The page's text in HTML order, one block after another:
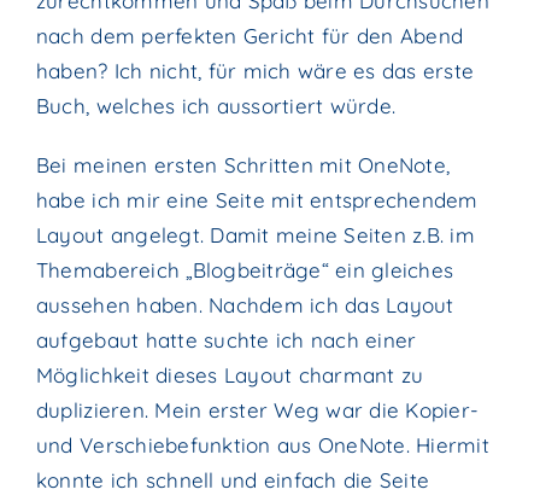
nach dem perfekten Gericht für den Abend
haben? Ich nicht, für mich wäre es das erste
Buch, welches ich aussortiert würde.
Bei meinen ersten Schritten mit OneNote,
habe ich mir eine Seite mit entsprechendem
Layout angelegt. Damit meine Seiten z.B. im
Themabereich „Blogbeiträge“ ein gleiches
aussehen haben. Nachdem ich das Layout
aufgebaut hatte suchte ich nach einer
Möglichkeit dieses Layout charmant zu
duplizieren. Mein erster Weg war die Kopier-
und Verschiebefunktion aus OneNote. Hiermit
konnte ich schnell und einfach die Seite